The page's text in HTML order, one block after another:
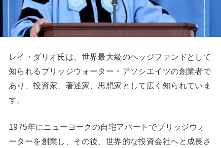
レイ・ダリオ氏は、世界最大級のヘッジファンドとして
知られるブリッジウォーター・アソシエイツの創業者で
あり、投資家、著述家、思想家として広く知られていま
す。
1975年にニューヨークの自宅アパートでブリッジウォ
ーターを創業し、その後、世界的な投資会社へと成長さ